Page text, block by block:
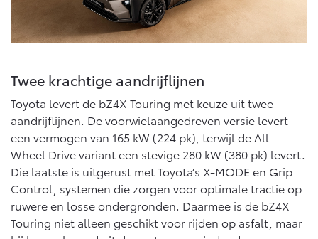
Mirai
WATERSTOF-ELEKTRISCH
Vanaf € 76.695,-
Proace City (excl. BTW)
OOK ALS BATTERIJ-
Vanaf € 27.945,-
Proace (excl. BTW)
OOK ALS BATTERIJ-
ELEKTRISCH
Proace Verso
BATTERIJ-ELEKTRISCH
Twee krachtige aandrijflijnen
Toyota levert de bZ4X Touring met keuze uit twee
aandrijflijnen. De voorwielaangedreven versie levert
een vermogen van 165 kW (224 pk), terwijl de All-
Wheel Drive variant een stevige 280 kW (380 pk) levert.
Die laatste is uitgerust met Toyota’s X-MODE en Grip
Control, systemen die zorgen voor optimale tractie op
ruwere en losse ondergronden. Daarmee is de bZ4X
Touring niet alleen geschikt voor rijden op asfalt, maar